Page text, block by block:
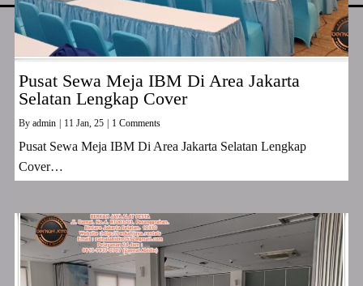
Pusat Sewa Meja IBM Di Area Jakarta
Selatan Lengkap Cover
By admin 11 Jan, 25 1 Comments
Pusat Sewa Meja IBM Di Area Jakarta Selatan Lengkap
Cover…